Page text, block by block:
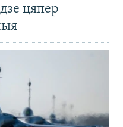
цяпер